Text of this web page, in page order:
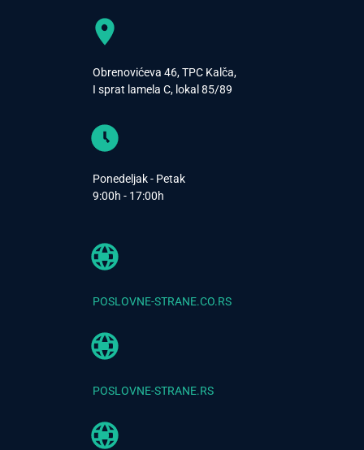
Obrenovićeva 46, TPC Kalča,
I sprat lamela C, lokal 85/89
Ponedeljak - Petak
9:00h - 17:00h
POSLOVNE-STRANE.CO.RS
POSLOVNE-STRANE.RS